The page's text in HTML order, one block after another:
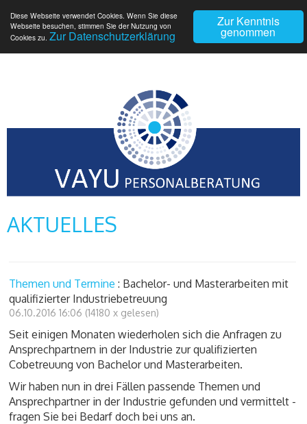
Zur Kenntnis
genommen
Diese Webseite verwendet Cookies. Wenn Sie diese
Webseite besuchen, stimmen Sie der Nutzung von
Cookies zu. Zur Datenschutzerklärung
AKTUELLES
Themen und Termine : Bachelor- und Masterarbeiten mit
qualifizierter Industriebetreuung
06.10.2016 16:06 (14180 x gelesen)
Seit einigen Monaten wiederholen sich die Anfragen zu
Ansprechpartnern in der Industrie zur qualifizierten
Cobetreuung von Bachelor und Masterarbeiten.
Wir haben nun in drei Fällen passende Themen und
Ansprechpartner in der Industrie gefunden und vermittelt -
fragen Sie bei Bedarf doch bei uns an.